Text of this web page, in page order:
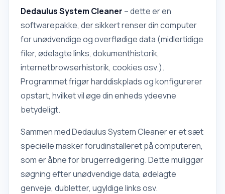
Dedaulus System Cleaner – dette er en
softwarepakke, der sikkert renser din computer
for unødvendige og overflødige data (midlertidige
filer, ødelagte links, dokumenthistorik,
internetbrowserhistorik, cookies osv.).
Programmet frigør harddiskplads og konfigurerer
opstart, hvilket vil øge din enheds ydeevne
betydeligt.
Sammen med Dedaulus System Cleaner er et sæt
specielle masker forudinstalleret på computeren,
som er åbne for brugerredigering. Dette muliggør
søgning efter unødvendige data, ødelagte
genveje, dubletter, ugyldige links osv.